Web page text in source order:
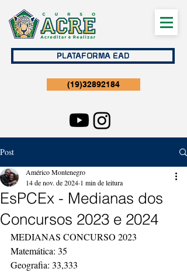
PLATAFORMA EAD
(19)32892184
Post
EsPCEx - Medianas dos
Concursos 2023 e 2024
Américo Montenegro
14 de nov. de 2024 1 min de leitura
MEDIANAS CONCURSO 2023
Matemática: 35
Geografia: 33,333